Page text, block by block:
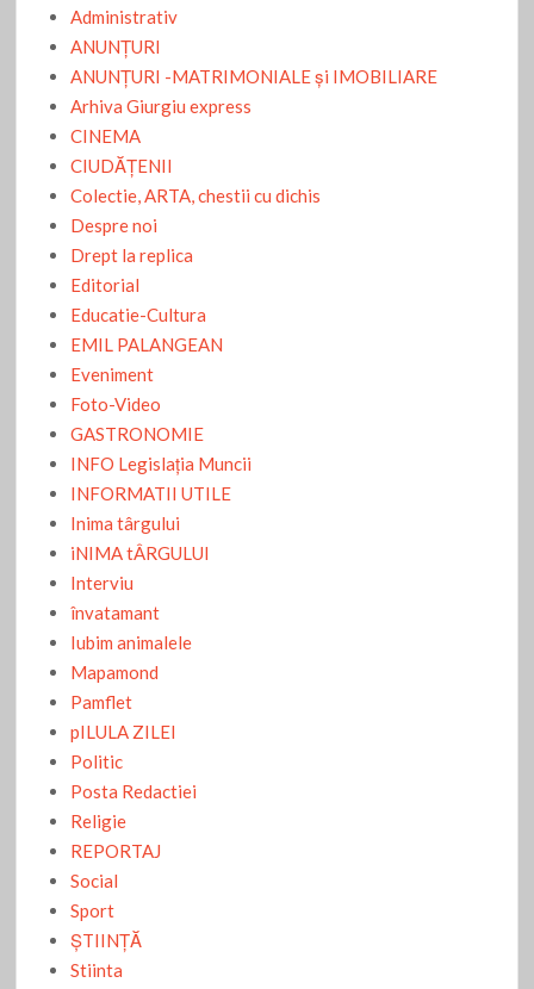
Administrativ
ANUNŢURI
ANUNŢURI -MATRIMONIALE şi IMOBILIARE
Arhiva Giurgiu express
CINEMA
CIUDĂŢENII
Colectie, ARTA, chestii cu dichis
Despre noi
Drept la replica
Editorial
Educatie-Cultura
EMIL PALANGEAN
Eveniment
Foto-Video
GASTRONOMIE
INFO Legislaţia Muncii
INFORMATII UTILE
Inima târgului
iNIMA tÂRGULUI
Interviu
învatamant
Iubim animalele
Mapamond
Pamflet
pILULA ZILEI
Politic
Posta Redactiei
Religie
REPORTAJ
Social
Sport
ŞTIINŢĂ
Stiinta